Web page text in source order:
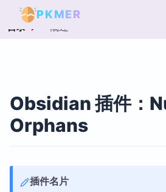
PKMER
目录 概述
Obsidian 插件：
Orphans
插件名片